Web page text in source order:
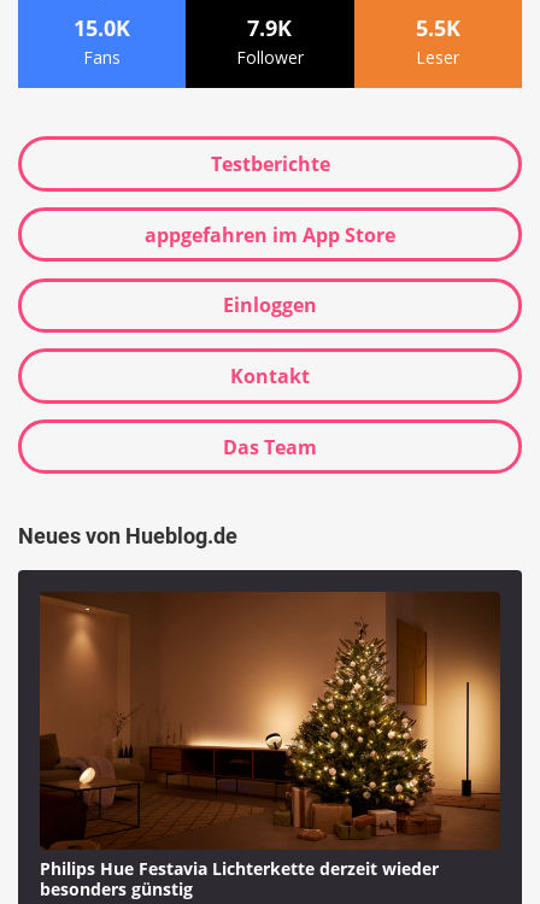
15.0K
Fans
7.9K
Follower
5.5K
Leser
Testberichte
appgefahren im App Store
Einloggen
Kontakt
Das Team
Neues von Hueblog.de
Philips Hue Festavia Lichterkette derzeit wieder
besonders günstig